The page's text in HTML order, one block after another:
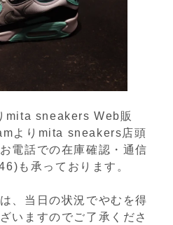
mita sneakers Web販
よりmita sneakers店頭
電話での在庫確認・通信
も承っております。
、当日の状況でやむを得
いますのでご了承くださ